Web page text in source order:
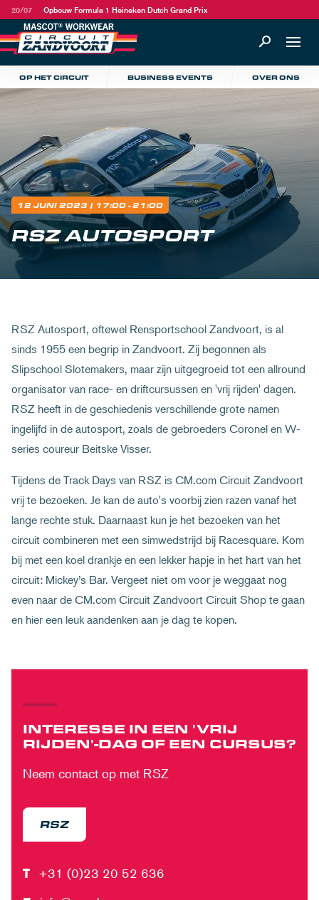
20/07 Opbouw Formula 1 Heineken Dutch Grand Prix
OP HET CIRCUIT BUSINESS EVENTS OVER ONS
12 JUNI 2023 | 17:00 - 21:00
RSZ AUTOSPORT
RSZ Autosport, oftewel Rensportschool Zandvoort, is al
sinds 1955 een begrip in Zandvoort. Zij begonnen als
Slipschool Slotemakers, maar zijn uitgegroeid tot een allround
organisator van race- en driftcursussen en 'vrij rijden' dagen.
RSZ heeft in de geschiedenis verschillende grote namen
ingelijfd in de autosport, zoals de gebroeders Coronel en W-
series coureur Beitske Visser.
Tijdens de Track Days van RSZ is CM.com Circuit Zandvoort
vrij te bezoeken. Je kan de auto's voorbij zien razen vanaf het
lange rechte stuk. Daarnaast kun je het bezoeken van het
circuit combineren met een simwedstrijd bij Racesquare. Kom
bij met een koel drankje en een lekker hapje in het hart van het
circuit: Mickey’s Bar. Vergeet niet om voor je weggaat nog
even naar de CM.com Circuit Zandvoort Circuit Shop te gaan
en hier een leuk aandenken aan je dag te kopen.
INTERESSE IN EEN 'VRIJ
RIJDEN'-DAG OF EEN CURSUS?
Neem contact op met RSZ
RSZ
T +31 (0)23 20 52 636